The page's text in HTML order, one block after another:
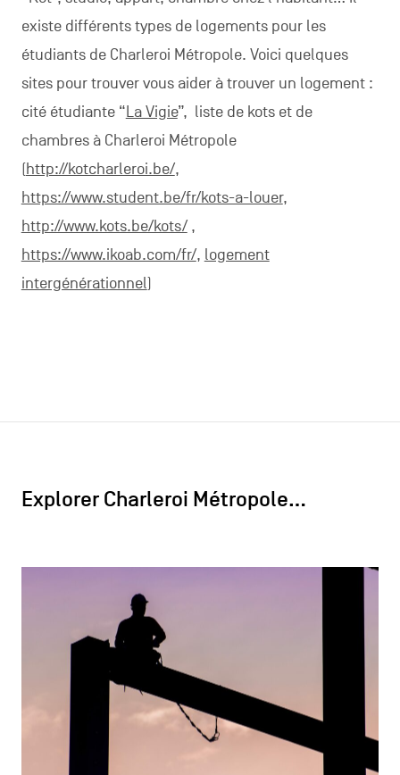
existe différents types de logements pour les
étudiants de Charleroi Métropole. Voici quelques
sites pour trouver vous aider à trouver un logement :
cité étudiante “La Vigie”, liste de kots et de
chambres à Charleroi Métropole
(http://kotcharleroi.be/,
https://www.student.be/fr/kots-a-louer,
http://www.kots.be/kots/,
https://www.ikoab.com/fr/, logement
intergénérationnel)
Explorer Charleroi Métropole…